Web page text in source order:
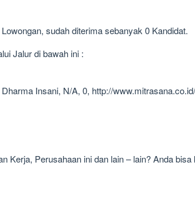
sudah diterima sebanyak 0 Kandidat.
Jalur di bawah ini :
Insani, N/A, 0, http://www.mitrasana.co.id/
Kerja, Perusahaan ini dan lain – lain? Anda bisa